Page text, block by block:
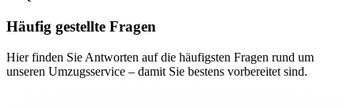
Häufig gestellte Fragen
Hier finden Sie Antworten auf die häufigsten Fragen rund um
unseren Umzugsservice – damit Sie bestens vorbereitet sind.